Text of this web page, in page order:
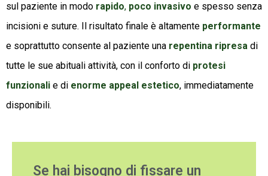
sul paziente in modo rapido, poco invasivo e spesso senza
incisioni e suture. Il risultato finale è altamente performante
e soprattutto consente al paziente una repentina ripresa di
tutte le sue abituali attività, con il conforto di protesi
funzionali e di enorme appeal estetico, immediatamente
disponibili.
Se hai bisogno di fissare un